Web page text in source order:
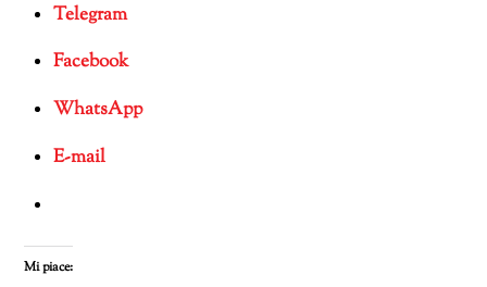
Telegram
Facebook
WhatsApp
E-mail
Mi piace: